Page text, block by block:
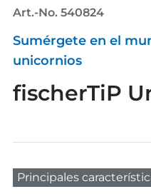
Art.-No. 540824
Sumérgete en el
unicornios
fischerTiP
Principales